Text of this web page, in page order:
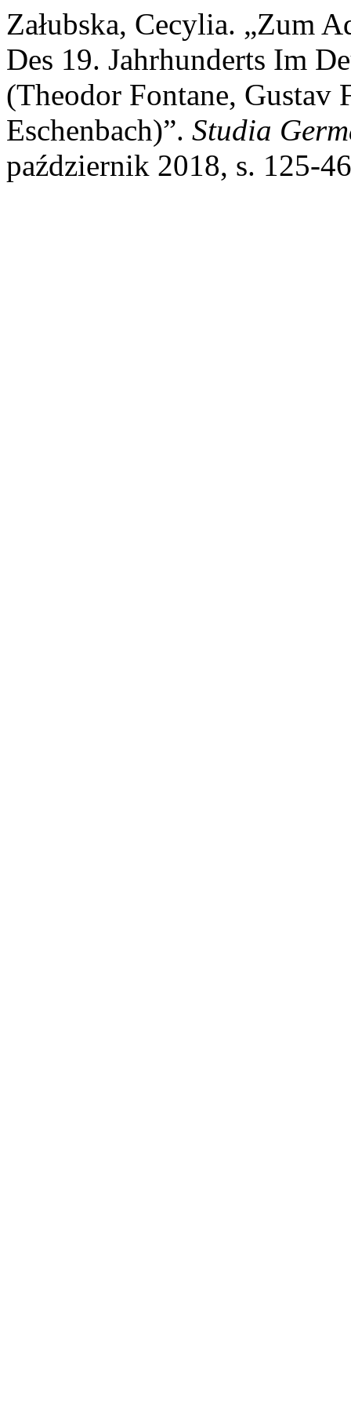
Załubska, Cecylia. „Zum
Des 19. Jahrhunderts Im
(Theodor Fontane, Gustav
Eschenbach)”. Studia
październik 2018, s. 125-